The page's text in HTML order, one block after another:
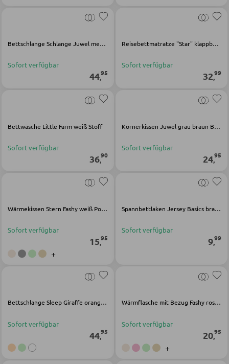
Kinderzimmerleuchten
Kinderkommoden
JUGENDZIMMER
Komplette Kinder- und Jugendzimmer
SCHREIBTISCHE
Bürotische
Eckschreibtische
Holz-Schreibtische
BÜRO
Regale für Bücher
Wandregale
Bettschlange Schlange Juwel mehrfarbig Baumwolle Viskose
Sofort verfügbar
44,95
Reisebettmatratze "Star" klappbar inkl. Tasche Babyworld grau/weiß Polycotton/Polypropylen
Sofort verfügbar
32,99
Bettwäsche Little Farm weiß Stoff
Sofort verfügbar
36,90
Körnerkissen Juwel grau braun Baumwolle Viskose
Sofort verfügbar
24,95
Wärmekissen Stern Fashy weiß Polyester
Sofort verfügbar
15,95
+
Spannbettlaken Jersey Basics braun Baumwolle
Sofort verfügbar
9,99
Bettschlange Sleep Giraffe orange Baumwolle Polyester
Sofort verfügbar
44,95
Wärmflasche mit Bezug Fashy rosa Polyacryl
Sofort verfügbar
20,95
+